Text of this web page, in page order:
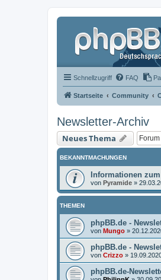
Schnellzugriff FAQ
Startseite Community
Newsletter-Archiv
Neues Thema
BEKANNTMACHUNGEN
Informationen
von Pyramide »
THEMEN
phpBB.de -
von Mungo »
phpBB.de -
von Crizzo »
phpBB.de-